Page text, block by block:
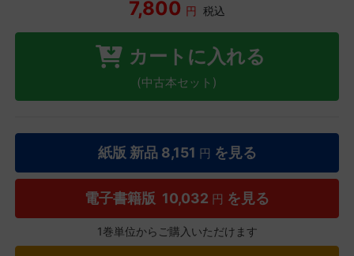
7,800 円 税込
カートに入れる
(中古本セット)
紙版 新品 8,151 円 を見る
電子書籍版 10,032 円 を見る
1巻単位からご購入いただけます